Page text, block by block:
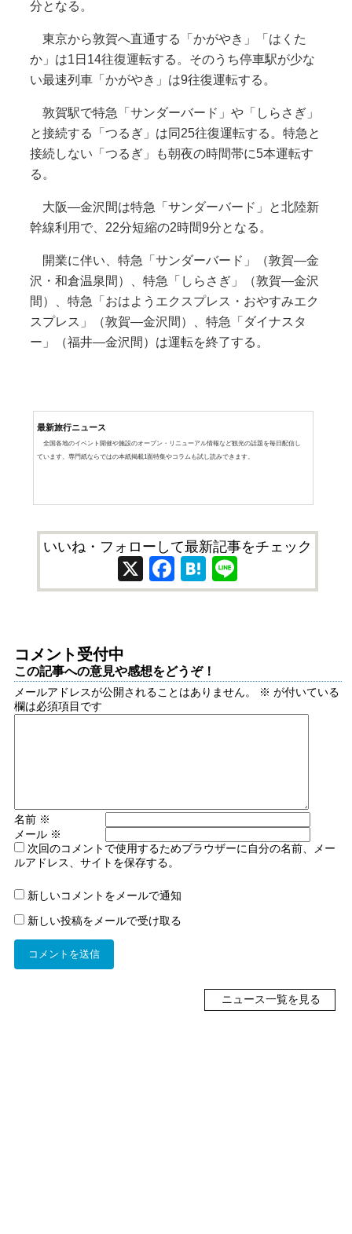
分となる。
東京から敦賀へ直通する「かがやき」「はくた
か」は1日14往復運転する。そのうち停車駅が少な
い最速列車「かがやき」は9往復運転する。
敦賀駅で特急「サンダーバード」や「しらさぎ」
と接続する「つるぎ」は同25往復運転する。特急と
接続しない「つるぎ」も朝夜の時間帯に5本運転す
る。
大阪―金沢間は特急「サンダーバード」と北陸新
幹線利用で、22分短縮の2時間9分となる。
開業に伴い、特急「サンダーバード」（敦賀―金
沢・和倉温泉間）、特急「しらさぎ」（敦賀―金沢
間）、特急「おはようエクスプレス・おやすみエク
スプレス」（敦賀―金沢間）、特急「ダイナスタ
ー」（福井―金沢間）は運転を終了する。
最新旅行ニュース
全国各地のイベント開催や施設のオープン・リニューアル情報など観光の話題を毎日配信し
ています。専門紙ならではの本紙掲載1面特集やコラムも試し読みできます。
いいね・フォローして最新記事をチェック
X Facebook
Hatena
コメント受付中
この記事への意見や感想をどうぞ！
メールアドレスが公開されることはありません。 ※ が付いている
欄は必須項目です
名前 ※
メール ※
次回のコメントで使用するためブラウザーに自分の名前、メー
ルアドレス、サイトを保存する。
新しいコメントをメールで通知
新しい投稿をメールで受け取る
ニュース一覧を見る